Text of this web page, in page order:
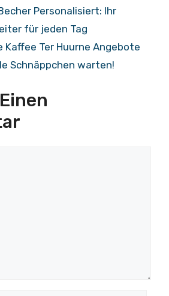
Personalisiert: Ihr
für jeden Tag
Kaffee Ter Huurne Angebote
Schnäppchen warten!